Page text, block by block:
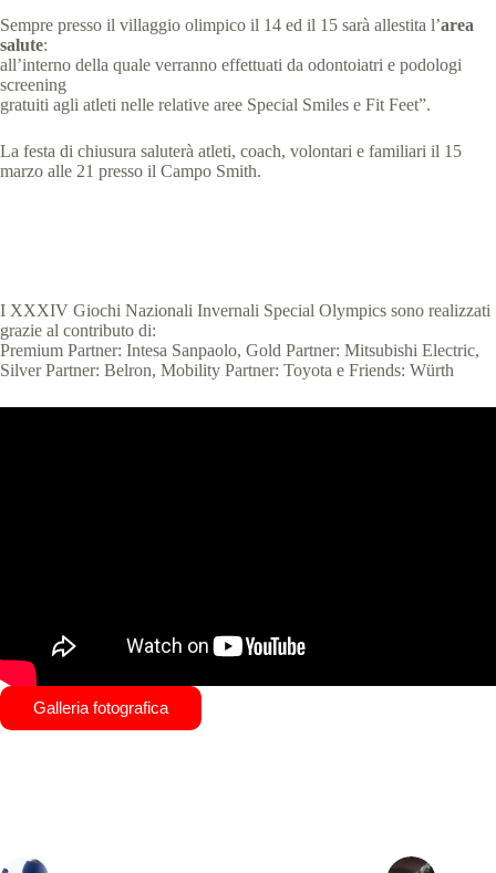
Sempre presso il villaggio olimpico il 14 ed il 15 sarà allestita l’area
salute:
all’interno della quale verranno effettuati da odontoiatri e podologi
screening
gratuiti agli atleti nelle relative aree Special Smiles e Fit Feet”.
La festa di chiusura saluterà atleti, coach, volontari e familiari il 15
marzo alle 21 presso il Campo Smith.
I XXXIV Giochi Nazionali Invernali Special Olympics sono realizzati
grazie al contributo di:
Premium Partner: Intesa Sanpaolo, Gold Partner: Mitsubishi Electric,
Silver Partner: Belron, Mobility Partner: Toyota e Friends: Würth
Galleria fotografica